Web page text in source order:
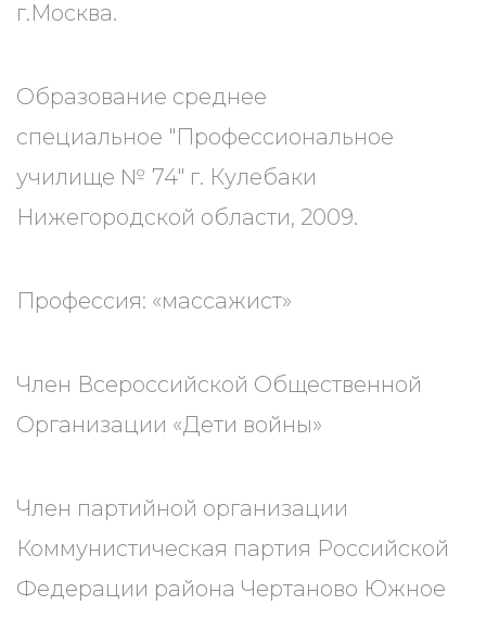
г.Москва.
Образование среднее
специальное "Профессиональное
училище № 74" г. Кулебаки
Нижегородской области, 2009.
Профессия: «массажист»
Член Всероссийской Общественной
Организации «Дети войны»
Член партийной организации
Коммунистическая партия Российской
Федерации района Чертаново Южное